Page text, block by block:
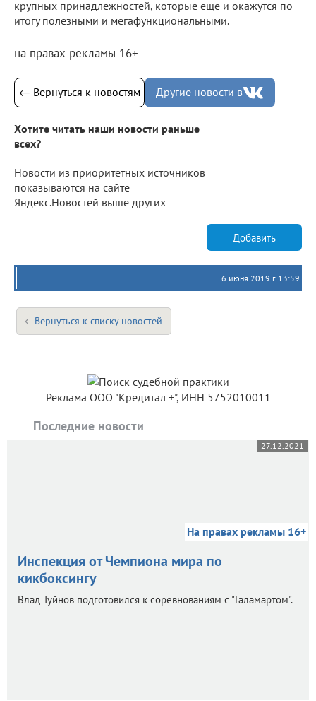
крупных принадлежностей, которые еще и окажутся по
итогу полезными и мегафункциональными.
на правах рекламы 16+
← Вернуться к новостям Другие новости в
Хотите читать наши новости раньше
всех?
Новости из приоритетных источников
показываются на сайте
Яндекс.Новостей выше других
Добавить
6 июня 2019 г. 13:59
Вернуться к списку новостей
Реклама ООО "Кредитал +", ИНН 5752010011
Последние новости
27.12.2021
На правах рекламы 16+
Инспекция от Чемпиона мира по
кикбоксингу
Влад Туйнов подготовился к соревнованиям с "Галамартом".